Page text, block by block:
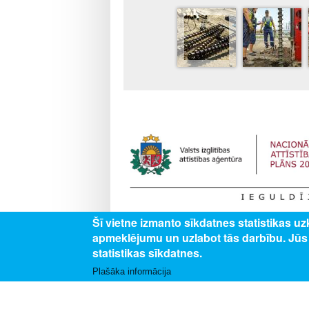
Darbības programmas “Izaugsme un
izglītojamajiem vispārējās un profesionālās
profesionālās izglītības iestādēs”.
Šī vietne izmanto sīkdatnes statistikas
apmeklējumu un uzlabot tās darbību.
statistikas sīkdatnes.
Plašāka informācija